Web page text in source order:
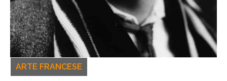
ARTE FRANCESE